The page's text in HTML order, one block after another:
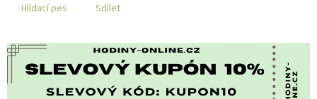
Hlídací pes Sdílet